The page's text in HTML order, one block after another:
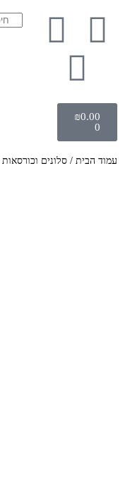
₪0.00
עמוד הבית/ סלונים וכורסאות/